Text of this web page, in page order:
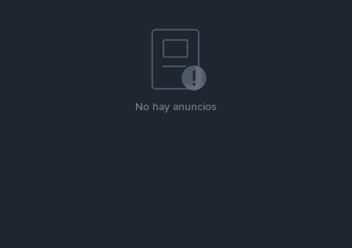
No hay anuncios